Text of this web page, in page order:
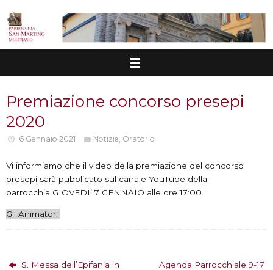
Vai
contenuto
Premiazione concorso presepi
2020
6 Gennaio 2021 Notizie Oratorio
Vi informiamo che il video della premiazione del concorso
presepi sarà pubblicato sul canale YouTube della
parrocchia GIOVEDI’ 7 GENNAIO alle ore 17:00.
Gli Animatori
S. Messa dell’Epifania in
Agenda Parrocchiale 9-17